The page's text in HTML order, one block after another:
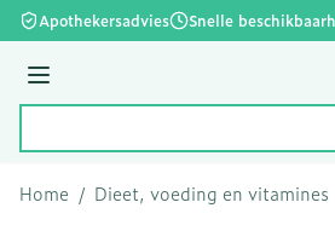
Ga naar de inhoud
Apothekersadvies Snelle
Menu
Home / Dieet, voeding en vitamines